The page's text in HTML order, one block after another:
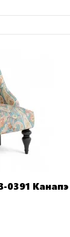
Канапэ